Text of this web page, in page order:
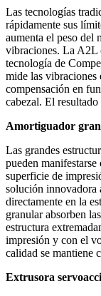
Las tecnologías
rápidamente sus
aumenta el peso del
vibraciones. La A2L
tecnología de
mide las vibraciones
compensación en
cabezal. El
Amortiguador
Las grandes
pueden
superficie de
solución innovadora
directamente en la
granular absorben
estructura
impresión y con el
calidad se mantiene
Extrusora